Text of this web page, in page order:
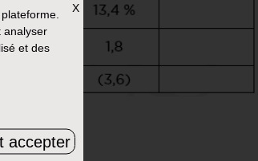
X
analyser
et des
accepter